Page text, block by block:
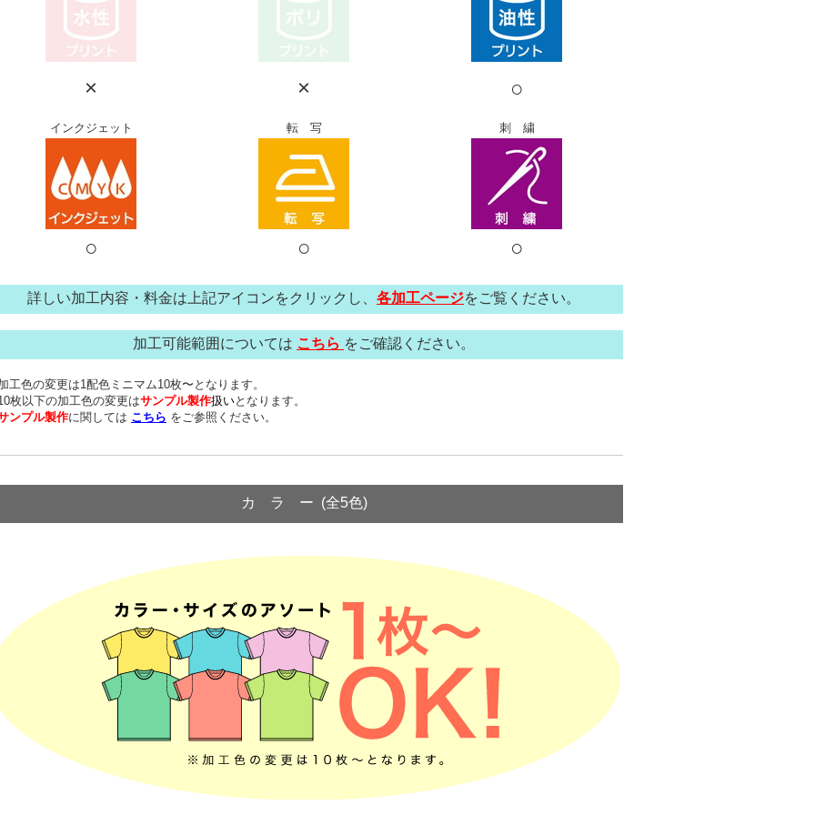
× × ○
インクジェット 転 写 刺 繍
○ ○ ○
詳しい加工内容・料金は上記アイコンをクリックし、 各加工ページをご覧ください。
加工可能範囲については こちら をご確認ください。
工色の変更は1配色ミニマム10枚〜となります。
枚以下の加工色の変更はサンプル製作扱いとなります。
ンプル製作に関しては こちら をご参照ください。
カ ラ ー (全5色)